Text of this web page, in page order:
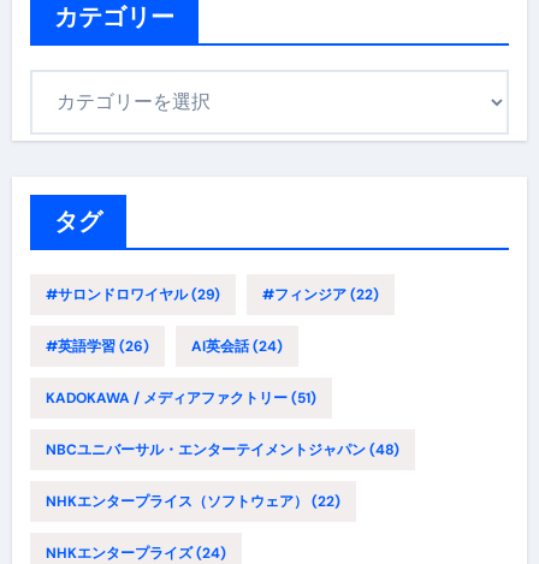
カテゴリー
タグ
#サロンドロワイヤル(29) #フィンジア(22)
#英語学習(26) AI英会話(24)
KADOKAWA / メディアファクトリー(51)
NBCユニバーサル・エンターテイメントジャパン(48)
NHKエンタープライス（ソフトウェア） (22)
NHKエンタープライズ(24)